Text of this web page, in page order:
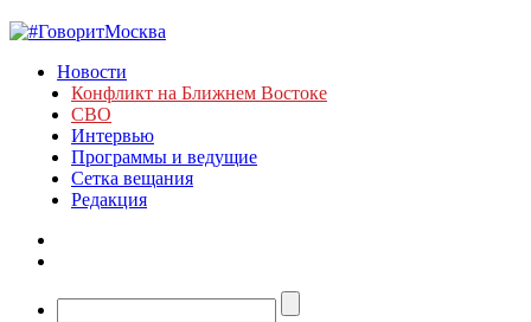
Новости
Конфликт на Ближнем Востоке
СВО
Интервью
Программы и ведущие
Сетка вещания
Редакция